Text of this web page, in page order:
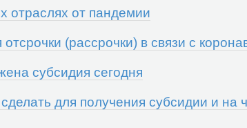
отраслях от пандемии
(рассрочки) в связи с
субсидия сегодня
для получения субсидии и на